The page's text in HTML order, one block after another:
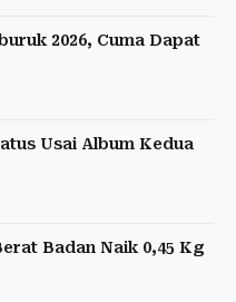
2026, Cuma Dapat
Usai Album Kedua
Badan Naik 0,45 Kg